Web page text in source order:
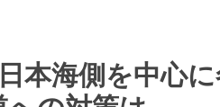
本海側を中心